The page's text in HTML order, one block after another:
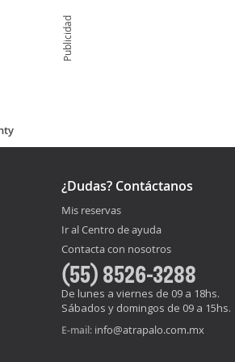
Publicidad
¿Dudas? Contáctanos
Mis reservas
Ir al Centro de ayuda
Contacta con nosotros
(55) 8526-3288
De lunes a viernes de 09 a 18hs.
Sábados y domingos de 09 a 15hs.
E-mail: info@atrapalo.com.mx